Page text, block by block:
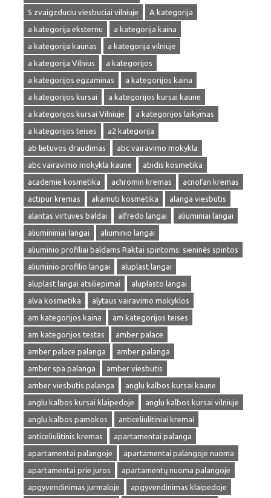
5 zvaigzduciu viesbuciai vilniuje
A kategorija
a kategorija eksternu
a kategorija kaina
a kategorija kaunas
a kategorija vilniuje
a kategorija Vilnius
a kategorijos
a kategorijos egzaminas
a kategorijos kaina
a kategorijos kursai
a kategorijos kursai kaune
a kategorijos kursai Vilniuje
a kategorijos laikymas
a kategorijos teises
a2 kategorija
ab lietuvos draudimas
abc vairavimo mokykla
abc vairavimo mokykla kaune
abidis kosmetika
academie kosmetika
achromin kremas
acnofan kremas
actipur kremas
akamuti kosmetika
alanga viesbutis
alantas virtuves baldai
alfredo langai
aliuminiai langai
aliumininiai langai
aliuminio langai
aliuminio profiliai baldams Raktai spintoms: sieninės spintos
aliuminio profilio langai
aluplast langai
aluplast langai atsiliepimai
aluplasto langai
alva kosmetika
alytaus vairavimo mokyklos
am kategorijos kaina
am kategorijos teises
am kategorijos testas
amber palace
amber palace palanga
amber palanga
amber spa palanga
amber viesbutis
amber viesbutis palanga
anglu kalbos kursai kaune
anglu kalbos kursai klaipedoje
anglu kalbos kursai vilniuje
anglu kalbos pamokos
anticeliulitiniai kremai
anticeliulitinis kremas
apartamentai palanga
apartamentai palangoje
apartamentai palangoje nuoma
apartamentai prie juros
apartamentų nuoma palangoje
apgyvendinimas jurmaloje
apgyvendinimas klaipedoje